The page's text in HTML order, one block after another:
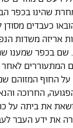
שהינו בכפר
כעבדים מסודן
אריזה משדות
שם בכפר שמענו
המתעוררים
החוף המזוהם
החרוכה
את ביתה על
את ידע העבר